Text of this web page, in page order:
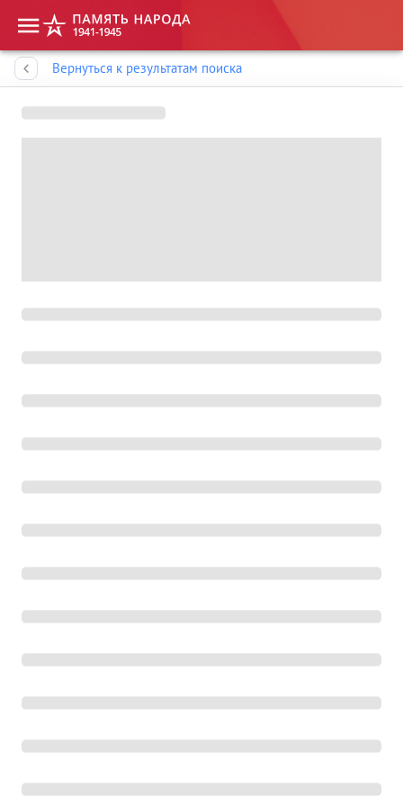
Вернуться к результатам поиска
Память народа